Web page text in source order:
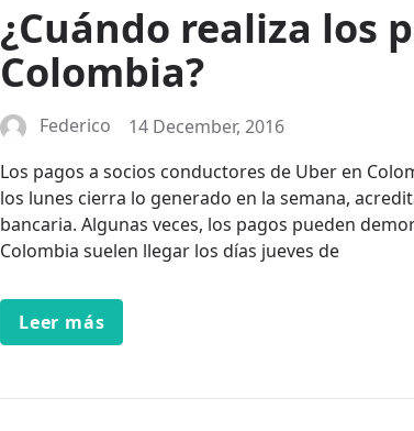
¿Cuándo realiza los
Colombia?
Federico
14 December, 2016
Los pagos a socios conductores de Uber en
los lunes cierra lo generado en la semana,
bancaria. Algunas veces, los pagos pueden
Colombia suelen llegar los días jueves de
Leer más